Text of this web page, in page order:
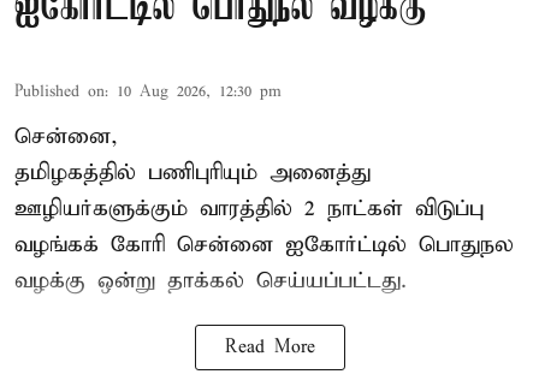
ஐகோர்ட்டில் பொதுநல வழக்கு
Published on: 10 Aug 2026, 12:30 pm
சென்னை,
தமிழகத்தில் பணிபுரியும் அனைத்து
ஊழியர்களுக்கும் வாரத்தில் 2 நாட்கள் விடுப்பு
வழங்கக் கோரி சென்னை ஐகோர்ட்டில் பொதுநல
வழக்கு ஒன்று தாக்கல் செய்யப்பட்டது.
Read More